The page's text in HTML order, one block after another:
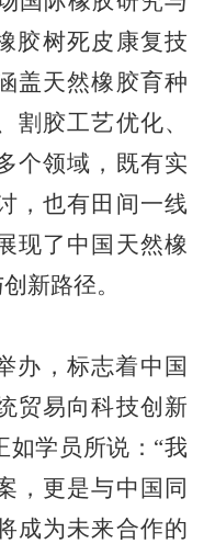
胶树死皮康复技
盖天然橡胶育种
割胶工艺优化、
个领域 ，既有实
，也有田间一线
现了 中国 天然橡
新路径。
办，标志着中国
贸易向科技创新
如学员所说 ： “我
，更是与中国同
成为未来合作的